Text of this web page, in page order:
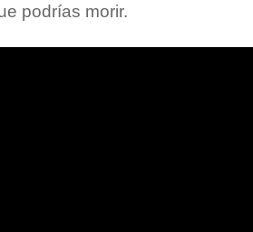
podrías morir.